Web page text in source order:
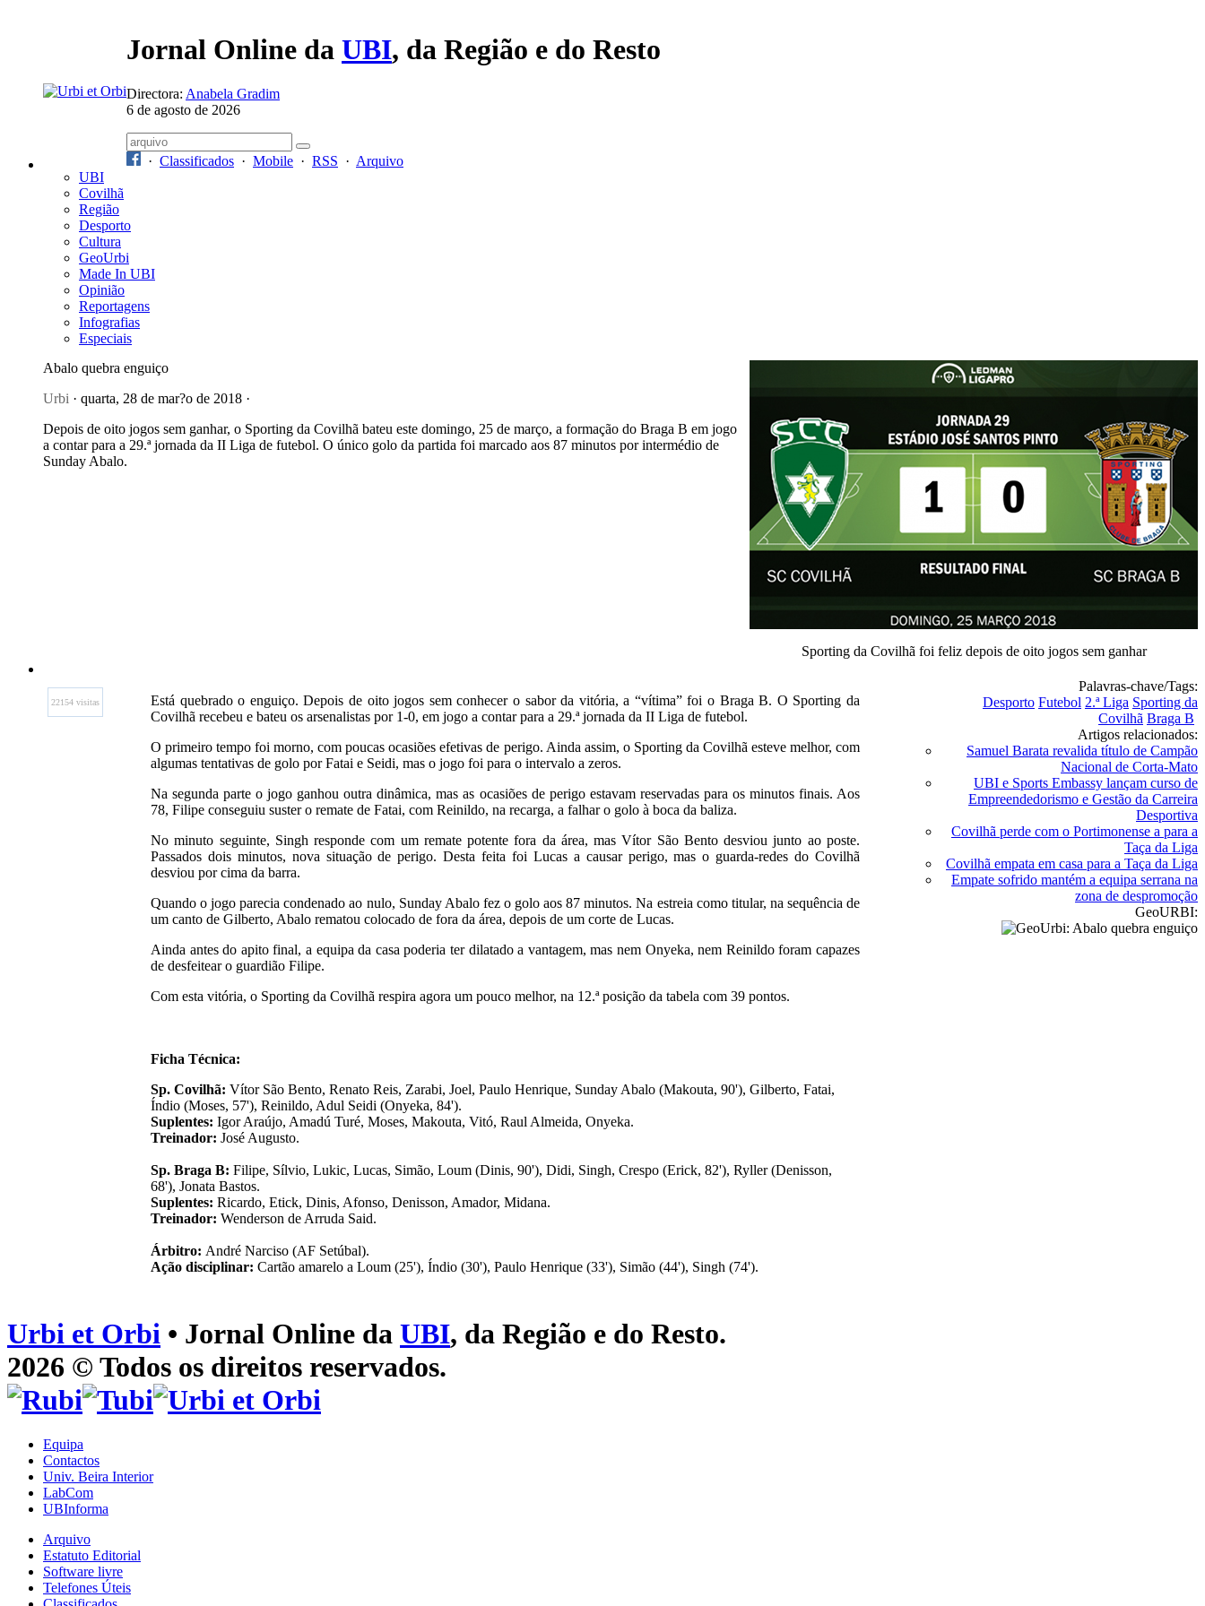
Jornal Online da UBI, da Região e do Resto
Directora: Anabela Gradim
6 de agosto de 2026
· Classificados · Mobile · RSS · Arquivo
UBI
Covilhã
Região
Desporto
Cultura
GeoUrbi
Made In UBI
Opinião
Reportagens
Infografias
Especiais
Abalo quebra enguiço
Urbi · quarta, 28 de mar?o de 2018 ·
Depois de oito jogos sem ganhar, o Sporting da Covilhã bateu este domingo, 25 de março, a formação do Braga B em jogo
a contar para a 29.ª jornada da II Liga de futebol. O único golo da partida foi marcado aos 87 minutos por intermédio de
Sunday Abalo.
Sporting da Covilhã foi feliz depois de oito jogos sem ganhar
22154 visitas
Está quebrado o enguiço. Depois de oito jogos sem conhecer o sabor da vitória, a “vítima” foi o Braga B. O Sporting da
Covilhã recebeu e bateu os arsenalistas por 1-0, em jogo a contar para a 29.ª jornada da II Liga de futebol.
O primeiro tempo foi morno, com poucas ocasiões efetivas de perigo. Ainda assim, o Sporting da Covilhã esteve melhor, com
algumas tentativas de golo por Fatai e Seidi, mas o jogo foi para o intervalo a zeros.
Na segunda parte o jogo ganhou outra dinâmica, mas as ocasiões de perigo estavam reservadas para os minutos finais. Aos
78, Filipe conseguiu suster o remate de Fatai, com Reinildo, na recarga, a falhar o golo à boca da baliza.
No minuto seguinte, Singh responde com um remate potente fora da área, mas Vítor São Bento desviou junto ao poste.
Passados dois minutos, nova situação de perigo. Desta feita foi Lucas a causar perigo, mas o guarda-redes do Covilhã
desviou por cima da barra.
Quando o jogo parecia condenado ao nulo, Sunday Abalo fez o golo aos 87 minutos. Na estreia como titular, na sequência de
um canto de Gilberto, Abalo rematou colocado de fora da área, depois de um corte de Lucas.
Ainda antes do apito final, a equipa da casa poderia ter dilatado a vantagem, mas nem Onyeka, nem Reinildo foram capazes
de desfeitear o guardião Filipe.
Com esta vitória, o Sporting da Covilhã respira agora um pouco melhor, na 12.ª posição da tabela com 39 pontos.
Ficha Técnica:
Sp. Covilhã: Vítor São Bento, Renato Reis, Zarabi, Joel, Paulo Henrique, Sunday Abalo (Makouta, 90'), Gilberto, Fatai,
Índio (Moses, 57'), Reinildo, Adul Seidi (Onyeka, 84').
Suplentes: Igor Araújo, Amadú Turé, Moses, Makouta, Vitó, Raul Almeida, Onyeka.
Treinador: José Augusto.
Sp. Braga B: Filipe, Sílvio, Lukic, Lucas, Simão, Loum (Dinis, 90'), Didi, Singh, Crespo (Erick, 82'), Ryller (Denisson,
68'), Jonata Bastos.
Suplentes: Ricardo, Etick, Dinis, Afonso, Denisson, Amador, Midana.
Treinador: Wenderson de Arruda Said.
Árbitro: André Narciso (AF Setúbal).
Ação disciplinar: Cartão amarelo a Loum (25'), Índio (30'), Paulo Henrique (33'), Simão (44'), Singh (74').
Palavras-chave/Tags:
Desporto Futebol 2.ª Liga Sporting da
Covilhã Braga B
Artigos relacionados:
Samuel Barata revalida título de Campão
Nacional de Corta-Mato
UBI e Sports Embassy lançam curso de
Empreendedorismo e Gestão da Carreira
Desportiva
Covilhã perde com o Portimonense a para a
Taça da Liga
Covilhã empata em casa para a Taça da Liga
Empate sofrido mantém a equipa serrana na
zona de despromoção
GeoURBI:
Urbi et Orbi • Jornal Online da UBI, da Região e do Resto.
2026 © Todos os direitos reservados.
Equipa
Contactos
Univ. Beira Interior
LabCom
UBInforma
Arquivo
Estatuto Editorial
Software livre
Telefones Úteis